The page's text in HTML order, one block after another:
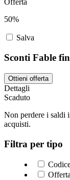
Offerta
50%
Salva
Sconti Fable
Ottieni offerta
Dettagli
Scaduto
Non perdere i saldi
acquisti.
Filtra per tipo